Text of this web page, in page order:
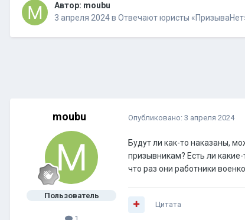
Автор: moubu
3 апреля 2024в Отвечают юристы
moubu
Пользователь
Опубликовано: 3 апреля 2024
Будут ли как-то наказаны,
призывникам? Есть ли
что раз они работники
Цитата